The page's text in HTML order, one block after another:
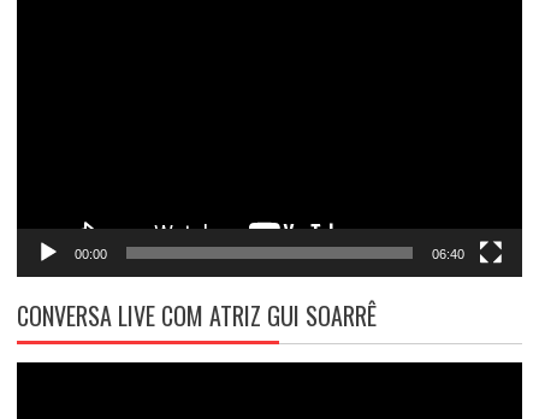
00:00 06:40
CONVERSA LIVE COM ATRIZ GUI SOARRÊ